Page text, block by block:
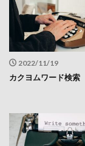
2022/11/19
カクヨムワード検索